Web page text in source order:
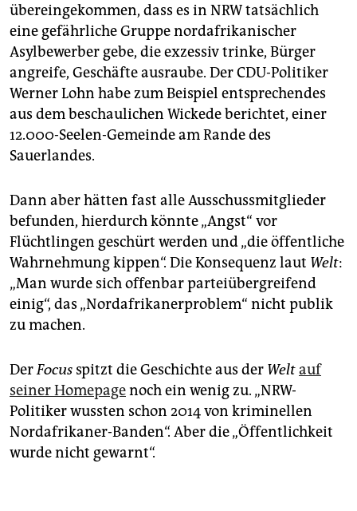
übereingekommen, dass es in NRW tatsächlich
eine gefährliche Gruppe nordafrikanischer
Asylbewerber gebe, die exzessiv trinke, Bürger
angreife, Geschäfte ausraube. Der CDU-Politiker
Werner Lohn habe zum Beispiel entsprechendes
aus dem beschaulichen Wickede berichtet, einer
12.000-Seelen-Gemeinde am Rande des
Sauerlandes.
Dann aber hätten fast alle Ausschussmitglieder
befunden, hierdurch könnte „Angst“ vor
Flüchtlingen geschürt werden und „die öffentliche
Wahrnehmung kippen“. Die Konsequenz laut Welt:
„Man wurde sich offenbar parteiübergreifend
einig“, das „Nordafrikanerproblem“ nicht publik
zu machen.
DerFocus spitzt die Geschichte aus der Weltauf
seiner Homepagenoch ein wenig zu. „NRW-
Politiker wussten schon 2014 von kriminellen
Nordafrikaner-Banden“. Aber die „Öffentlichkeit
wurde nicht gewarnt“.